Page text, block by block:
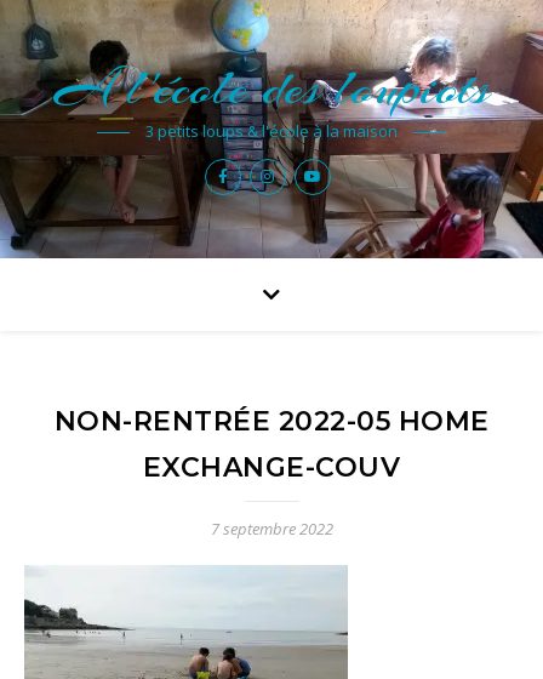
A l'école des loupiots
3 petits loups & l'école à la maison
NON-RENTRÉE 2022-05 HOME
EXCHANGE-COUV
7 septembre 2022